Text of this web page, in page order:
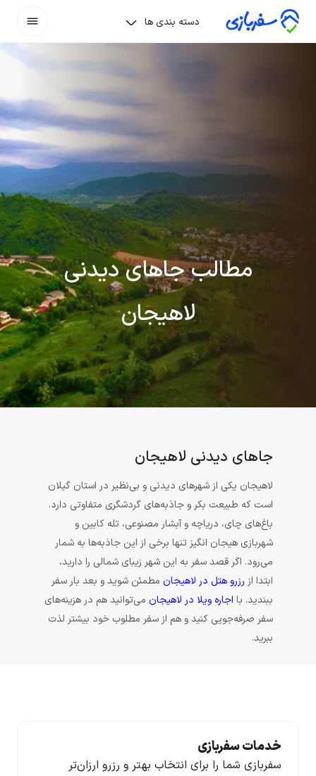
دسته بندی ها
مطالب جاهای دیدنی
لاهیجان
جاهای دیدنی لاهیجان
لاهیجان یکی از شهرهای دیدنی و بی‌نظیر در استان گیلان
است که طبیعت بکر و جاذبه‌های گردشگری متفاوتی دارد.
باغ‌های چای، دریاچه و آبشار مصنوعی، تله کابین و
شهربازی هیجان انگیز تنها برخی از این جاذبه‌ها به شمار
می‌رود. اگر قصد سفر به این شهر زیبای شمالی را دارید،
ابتدا از رزرو هتل در لاهیجان مطمئن شوید و بعد بار سفر
ببندید. با اجاره ویلا در لاهیجان می‌توانید هم در هزینه‌های
سفر صرفه‌جویی کنید و هم از سفر مطلوب خود بیشتر لذت
ببرید.
خدمات سفربازی
سفربازی شما را برای انتخاب بهتر و رزرو ارزان‌تر